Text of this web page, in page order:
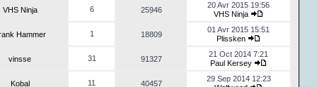
VHS Ninja 6 25946
20 Avr 2015 19:56
VHS Ninja
Hammer 1 18809
01 Avr 2015 15:51
Plissken
vinsse 31 91327
21 Oct 2014 7:21
Paul Kersey
Kobal 11 40457
29 Sep 2014 12:23